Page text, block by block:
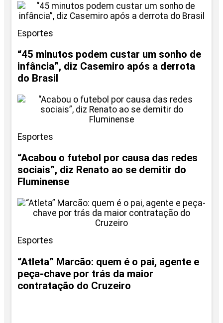
Esportes
“45 minutos podem custar um sonho de
infância”, diz Casemiro após a derrota
do Brasil
Esportes
“Acabou o futebol por causa das redes
sociais”, diz Renato ao se demitir do
Fluminense
Esportes
“Atleta” Marcão: quem é o pai, agente e
peça-chave por trás da maior
contratação do Cruzeiro